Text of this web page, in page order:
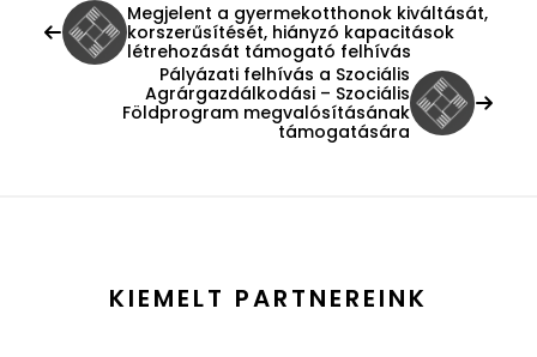
Megjelent a gyermekotthonok kiváltását,
korszerűsítését, hiányzó kapacitások
létrehozását támogató felhívás
Pályázati felhívás a Szociális
Agrárgazdálkodási – Szociális
Földprogram megvalósításának
támogatására
KIEMELT PARTNEREINK